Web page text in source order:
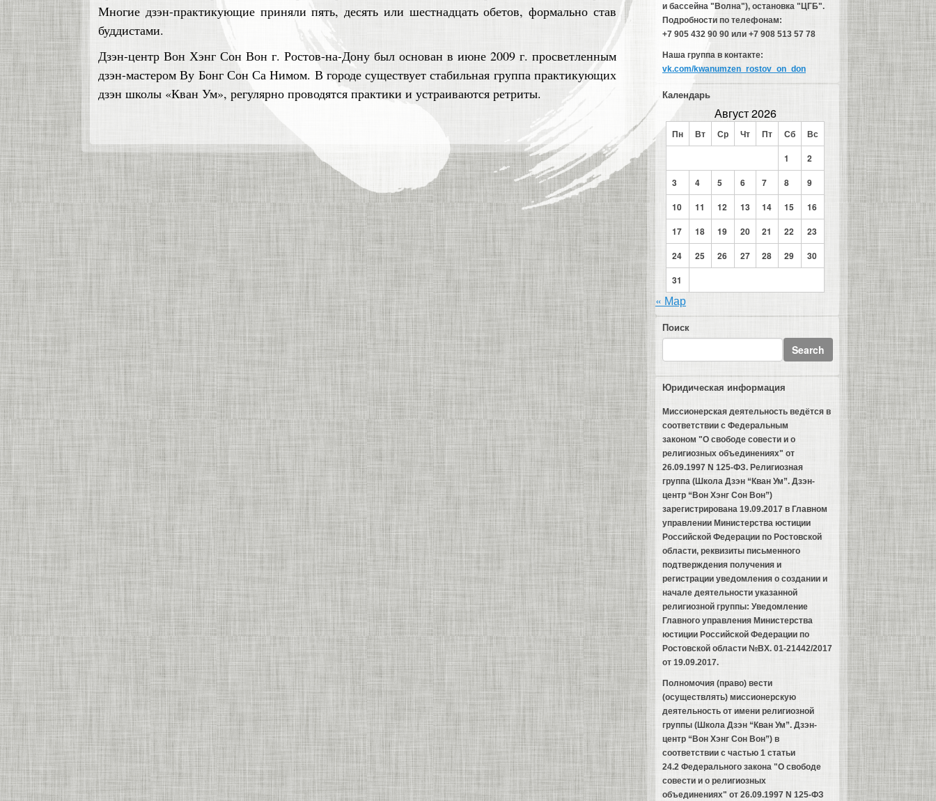
Многие дзэн-практикующие приняли пять, десять или шестнадцать обетов, формально став
буддистами.
Дзэн-центр Вон Хэнг Сон Вон г. Ростов-на-Дону был основан в июне 2009 г. просветленным
дзэн-мастером Ву Бонг Сон Са Нимом. В городе существует стабильная группа практикующих
дзэн школы «Кван Ум», регулярно проводятся практики и устраиваются ретриты.
и бассейна "Волна"), остановка "ЦГБ".
Подробности по телефонам:
+7 905 432 90 90 или +7 908 513 57 78
Наша группа в контакте:
vk.com/kwanumzen_rostov_on_don
Календарь
Август 2026
Пн Вт Ср Чт Пт Сб
Вс
1
2
3
4 5 6 7 8
9
10
11 12 13 14 15
16
17
18 19 20 21 22
23
24
25 26 27 28 29
30
31
« Мар
Поиск
Юридическая информация
Миссионерская деятельность ведётся в
соответствии с Федеральным
законом "О свободе совести и о
религиозных объединениях" от
26.09.1997 N 125-ФЗ. Религиозная
группа (Школа Дзэн “Кван Ум”. Дзэн-
центр “Вон Хэнг Сон Вон”)
зарегистрирована 19.09.2017 в Главном
управлении Министерства юстиции
Российской Федерации по Ростовской
области, реквизиты письменного
подтверждения получения и
регистрации уведомления о создании и
начале деятельности указанной
религиозной группы: Уведомление
Главного управления Министерства
юстиции Российской Федерации по
Ростовской области №ВХ. 01-21442/2017
от 19.09.2017.
Полномочия (право) вести
(осуществлять) миссионерскую
деятельность от имени религиозной
группы (Школа Дзэн “Кван Ум”. Дзэн-
центр “Вон Хэнг Сон Вон”) в
соответствии с частью 1 статьи
24.2 Федерального закона "О свободе
совести и о религиозных
объединениях" от 26.09.1997 N 125-ФЗ